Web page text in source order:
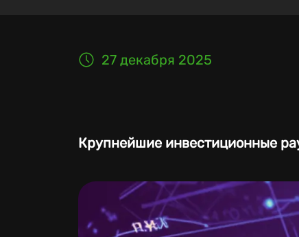
27 декабря 2025
Крупнейшие инвестиционные